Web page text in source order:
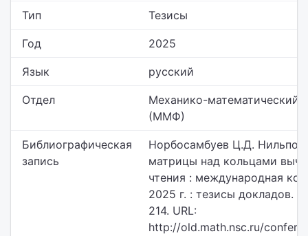
Тип Тезисы
Год 2025
Язык русский
Отдел
Механико-математический
(ММФ)
Библиографическая
запись
Норбосамбуев Ц.Д.
матрицы над кольцами
чтения : международная
2025 г. : тезисы докладов.
214. URL:
http://old.math.nsc.ru/